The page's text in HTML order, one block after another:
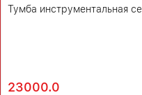
Тумба инструментальная
23000.0